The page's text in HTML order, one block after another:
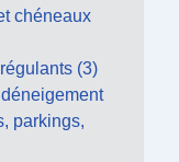
chéneaux
(3)
parkings,